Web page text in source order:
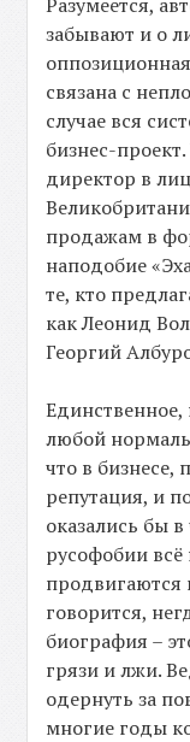
забывают и о
связана с
случае вся
бизнес-
директор в
продажам в
наподобие
те, кто
как Леонид
Георгий
Единственное,
любой
что в бизнесе,
репутация, и
оказались бы
русофобии всё
продвигаются
говорится,
биография –
грязи и лжи.
одернуть за
многие годы